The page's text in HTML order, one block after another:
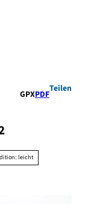
GPXPDF
Teilen
leicht